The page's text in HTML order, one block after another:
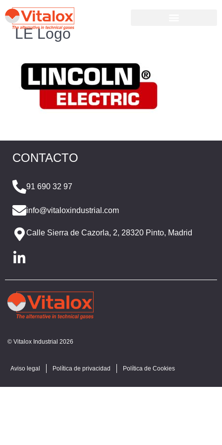
LE Logo
CONTACTO
91 690 32 97
info@vitaloxindustrial.com
Calle Sierra de Cazorla, 2, 28320 Pinto, Madrid
© Vitalox Industrial 2026
Aviso legal Política de privacidad Política de Cookies